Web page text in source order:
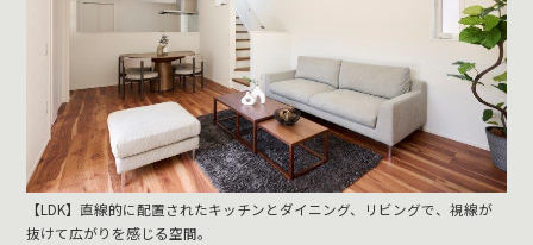
【LDK】直線的に配置されたキッチンとダイニング、リビングで、視線が
抜けて広がりを感じる空間。